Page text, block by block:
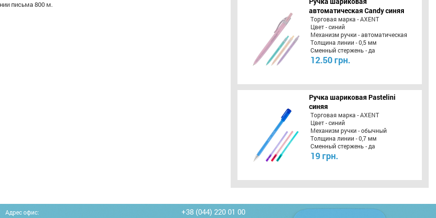
письма 800 м.
автоматическая Candy синяя
Торговая марка - AXENT
Цвет - синий
Механизм ручки - автоматическая
Толщина линии - 0,5 мм
Сменный стержень - да
12.50 грн.
Ручка шариковая Pastelini
синяя
Торговая марка - AXENT
Цвет - синий
Механизм ручки - обычный
Толщина линии - 0,7 мм
Сменный стержень - да
19 грн.
Адрес офис:
+38 (044) 220 01 00